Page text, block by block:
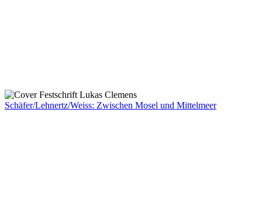
Schäfer/Lehnertz/Weiss: Zwischen Mosel und Mittelmeer